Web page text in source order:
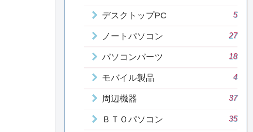
デスクトップPC 5
ノートパソコン 27
パソコンパーツ 18
モバイル製品 4
周辺機器 37
ＢＴＯパソコン 35